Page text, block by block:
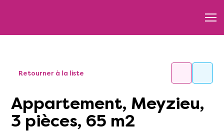
Retourner à la liste
Appartement, Meyzieu,
3 pièces, 65 m2